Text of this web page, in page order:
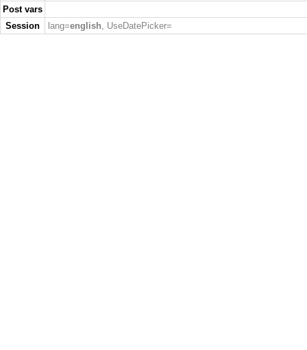
Post vars
Session
lang=english, UseDatePicker=